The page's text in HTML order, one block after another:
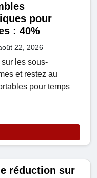
pour
: 40%
22, 2026
les sous-
et restez au
pour temps
réduction sur